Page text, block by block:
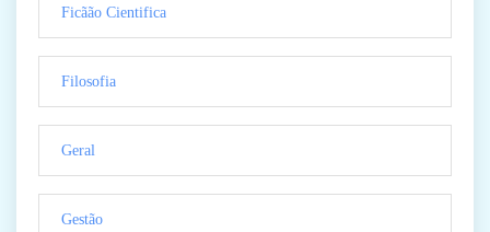
Ficãão Cientifica
Filosofia
Geral
Gestão